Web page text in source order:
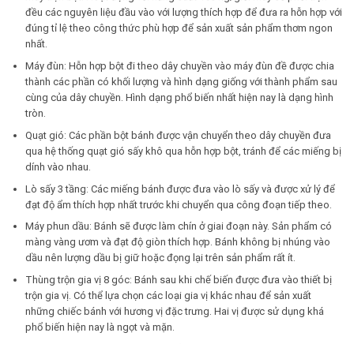
đều các nguyên liệu đầu vào với lượng thích hợp để đưa ra hỗn hợp với
đúng tỉ lệ theo công thức phù hợp để sản xuất sản phẩm thơm ngon
nhất.
Máy đùn: Hỗn hợp bột đi theo dây chuyền vào máy đùn đề được chia
thành các phần có khối lượng và hình dạng giống với thành phẩm sau
cùng của dây chuyền. Hình dạng phổ biến nhất hiện nay là dạng hình
tròn.
Quạt gió: Các phần bột bánh được vận chuyển theo dây chuyền đưa
qua hệ thống quạt gió sấy khô qua hỗn hợp bột, tránh để các miếng bị
dính vào nhau.
Lò sấy 3 tầng: Các miếng bánh được đưa vào lò sấy và được xử lý để
đạt độ ẩm thích hợp nhất trước khi chuyển qua công đoạn tiếp theo.
Máy phun dầu: Bánh sẽ được làm chín ở giai đoạn này. Sản phẩm có
màng vàng ươm và đạt độ giòn thích hợp. Bánh không bị nhúng vào
dầu nên lượng dầu bị giữ hoặc đọng lại trên sản phẩm rất ít.
Thùng trộn gia vị 8 góc: Bánh sau khi chế biến được đưa vào thiết bị
trộn gia vị. Có thể lựa chọn các loại gia vị khác nhau để sản xuất
những chiếc bánh với hương vị đặc trưng. Hai vị được sử dụng khá
phổ biến hiện nay là ngọt và mặn.